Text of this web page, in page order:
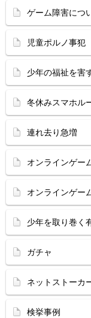
ゲーム障害につ
児童ポルノ事犯
少年の福祉を害
冬休みスマホル
連れ去り急増
オンラインゲー
オンラインゲー
少年を取り巻く
ガチャ
ネットストーカ
検挙事例